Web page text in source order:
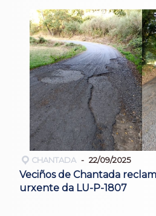
CHANTADA 22/09/2025
Veciños de Chantada
urxente da LU-P-1807